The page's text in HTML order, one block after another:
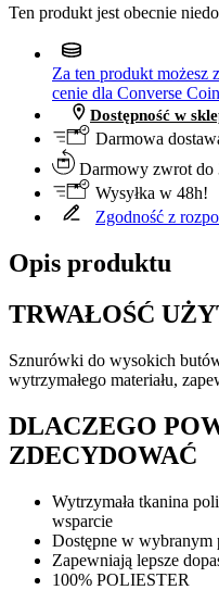
Ten produkt jest obecnie
Za ten produkt możesz
cenie dla Converse
Dostępność w
Darmowa
Darmowy zwrot do
Wysyłka w 48h!
Zgodność z
Opis produktu
TRWAŁOŚĆ
Sznurówki do wysokich
wytrzymałego materiału,
DLACZEGO
ZDECYDOWAĆ
Wytrzymała tkanina
wsparcie
Dostępne w wybranym
Zapewniają lepsze
100% POLIESTER